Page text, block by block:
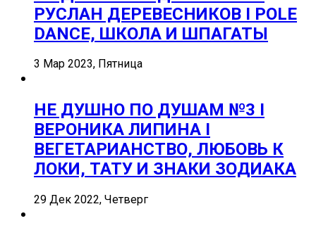
РУСЛАН ДЕРЕВЕСНИКОВ I POLE
DANCE, ШКОЛА И ШПАГАТЫ
3 Мар 2023, Пятница
НЕ ДУШНО ПО ДУШАМ №3 I
ВЕРОНИКА ЛИПИНА I
ВЕГЕТАРИАНСТВО, ЛЮБОВЬ К
ЛОКИ, ТАТУ И ЗНАКИ ЗОДИАКА
29 Дек 2022, Четверг